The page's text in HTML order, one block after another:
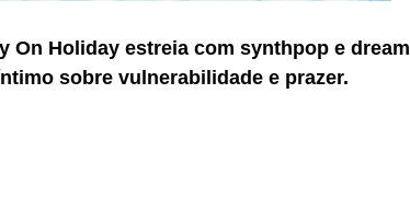
On Holiday estreia com synthpop e dream
sobre vulnerabilidade e prazer.